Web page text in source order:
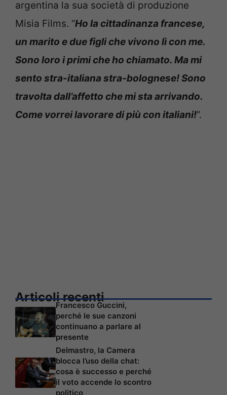
argentina la sua società di produzione
Misia Films. “Ho la cittadinanza francese,
un marito e due figli che vivono lì con me.
Sono loro i primi che ho chiamato. Ma mi
sento stra-italiana stra-bolognese! Sono
travolta dall’affetto che mi sta arrivando.
Come vorrei lavorare di più con italiani!“.
Articoli recenti
Francesco Guccini,
perché le sue canzoni
continuano a parlare al
presente
Delmastro, la Camera
blocca l’uso della chat:
cosa è successo e perché
il voto accende lo scontro
politico